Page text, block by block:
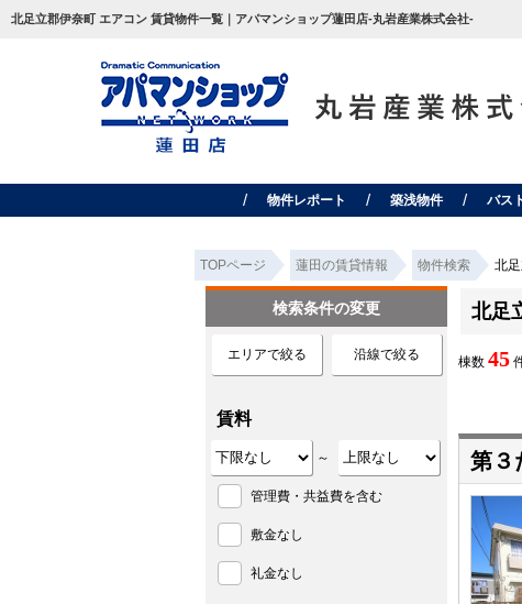
北足立郡伊奈町 エアコン 賃貸物件一覧｜アパマンショップ蓮田店-丸岩産業株式会社-
物件レポート 築浅物件 バス
TOPページ 蓮田の賃貸情報 物件検索 北
北足
棟数 45
第３
検索条件の変更
エリアで絞る 沿線で絞る
賃料
～
管理費・共益費を含む
敷金なし
礼金なし